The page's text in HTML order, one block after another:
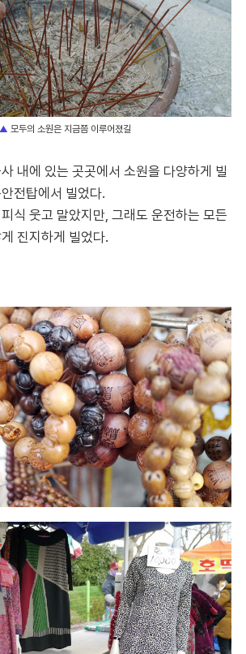
▲ 모두의 소원은 지금쯤 이루어졌길
내에 있는 곳곳에서 소원을 다양하게 빌
전탑에서 빌었다.
식 웃고 말았지만, 그래도 운전하는 모든
진지하게 빌었다.